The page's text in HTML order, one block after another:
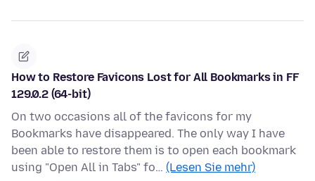
How to Restore Favicons Lost for All Bookmarks in FF
129.0.2 (64-bit)
On two occasions all of the favicons for my
Bookmarks have disappeared. The only way I have
been able to restore them is to open each bookmark
using "Open All in Tabs" fo… (Lesen Sie mehr)